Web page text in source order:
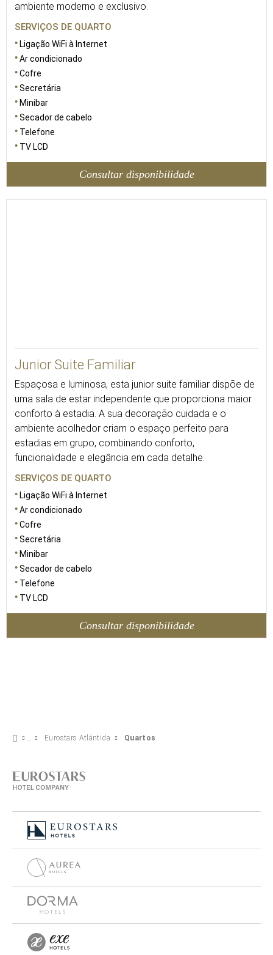
ambiente moderno e exclusivo.
SERVIÇOS DE QUARTO
Ligação WiFi à Internet
Ar condicionado
Cofre
Secretária
Minibar
Secador de cabelo
Telefone
TV LCD
Consultar disponibilidade
Junior Suite Familiar
Espaçosa e luminosa, esta junior suite familiar dispõe de
uma sala de estar independente que proporciona maior
conforto à estadia. A sua decoração cuidada e o
ambiente acolhedor criam o espaço perfeito para
estadias em grupo, combinando conforto,
funcionalidade e elegância em cada detalhe.
SERVIÇOS DE QUARTO
Ligação WiFi à Internet
Ar condicionado
Cofre
Secretária
Minibar
Secador de cabelo
Telefone
TV LCD
Consultar disponibilidade
Eurostars Atlántida Quartos